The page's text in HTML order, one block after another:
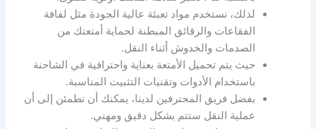
لذلك، نستخدم مواد تعبئة عالية الجودة مثل لفافة
الفقاعات والرقائق المبطنة لحماية أمتعتك من
الصدمات والخدوش أثناء النقل.
حيث يتم تحميل الأمتعة بعناية واحترافية في الشاحنة
باستخدام الأدوات وتقنيات التثبيت المناسبة.
بفضل فريق المحترفين لدينا، يمكنك أن تطمئن إلى أن
عملية النقل ستتم بشكل دقيق ومهني.